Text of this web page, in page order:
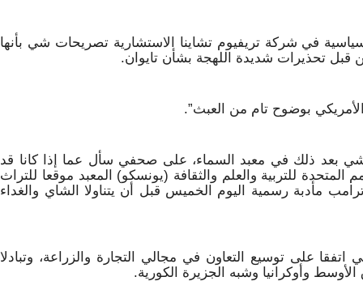
في شركة تريفيوم تشاينا الاستشارية تصريحات شي بأنها
قبل تحذيرات شديدة اللهجة بشأن تايوان.
بوضوح تام من العبث”.
بعد ذلك في معبد السماء، على صحفي سأل عما إذا كانا قد
للتربية والعلم والثقافة (يونسكو) المعبد موقعا للتراث
مأدبة رسمية اليوم الخميس قبل أن يتناولا الشاي والغداء
على توسيع التعاون في مجالي التجارة والزراعة، وتبادلا
وأوكرانيا وشبه الجزيرة الكورية.